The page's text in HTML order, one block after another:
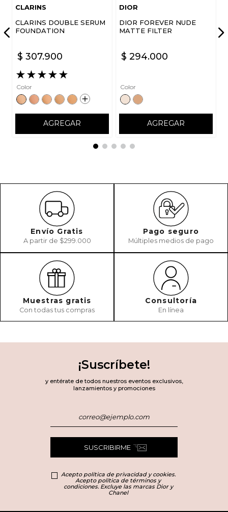
CLARINS
CLARINS DOUBLE SERUM
FOUNDATION
$ 307.900
★★★★★
Color
AGREGAR
DIOR
DIOR FOREVER NUDE
MATTE FILTER
$ 294.000
Color
AGREGAR
Envío Gratis
A partir de $299.000
Pago seguro
Múltiples medios de pago
Muestras gratis
Con todas tus compras
Consultoría
En línea
¡Suscríbete!
y entérate de todos nuestros eventos exclusivos,
lanzamientos y promociones
SUSCRIBIRME
Acepto política de privacidad y cookies.
Acepto política de términos y
condiciones. Excluye las marcas Dior y
Chanel